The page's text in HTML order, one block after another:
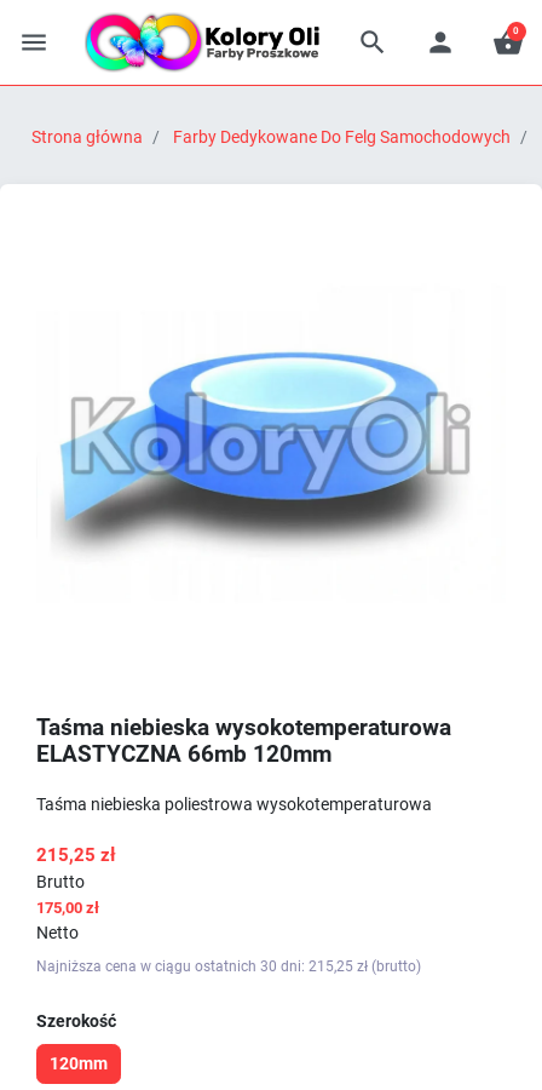
   
0
Strona główna Farby Dedykowane Do Felg Samochodowych
Taśma niebieska wysokotemperaturowa
ELASTYCZNA 66mb 120mm
Taśma niebieska poliestrowa wysokotemperaturowa
215,25 zł
Brutto
175,00 zł
Netto
Najniższa cena w ciągu ostatnich 30 dni: 215,25 zł (brutto)
Szerokość
120mm